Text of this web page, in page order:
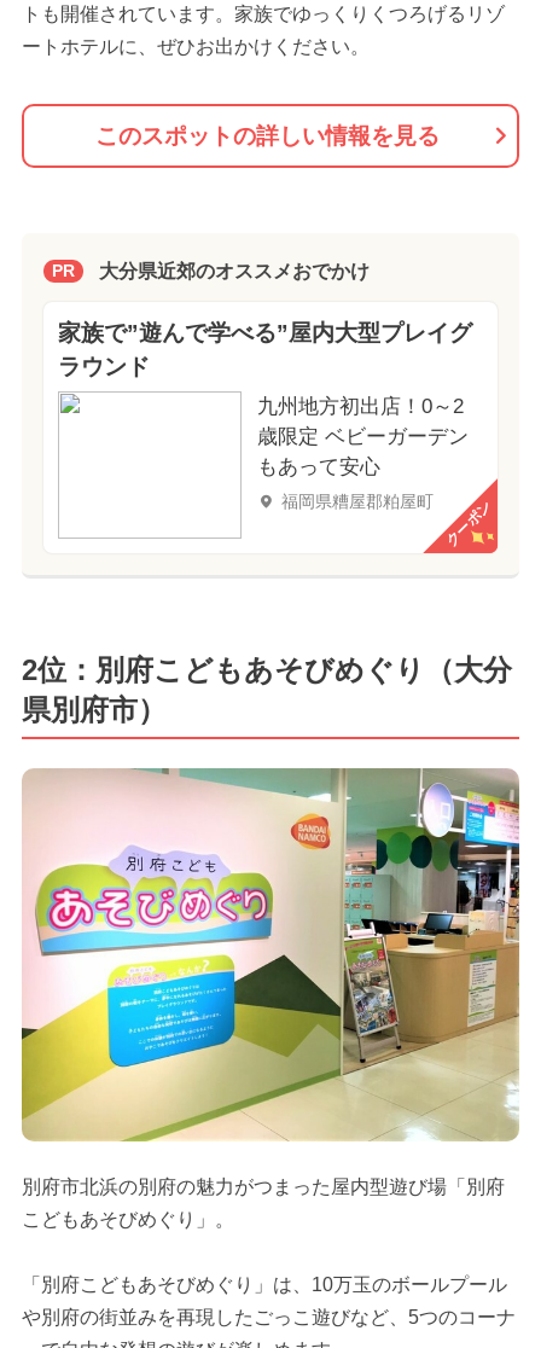
トも開催されています。家族でゆっくりくつろげるリゾ
ートホテルに、ぜひお出かけください。
このスポットの詳しい情報を見る
PR 大分県近郊のオススメおでかけ
家族で”遊んで学べる”屋内大型プレイグ
ラウンド
九州地方初出店！0～2
歳限定 ベビーガーデン
もあって安心
福岡県糟屋郡粕屋町 クーポン
2位：別府こどもあそびめぐり（大分
県別府市）
別府市北浜の別府の魅力がつまった屋内型遊び場「別府
こどもあそびめぐり」。
「別府こどもあそびめぐり」は、10万玉のボールプール
や別府の街並みを再現したごっこ遊びなど、5つのコーナ